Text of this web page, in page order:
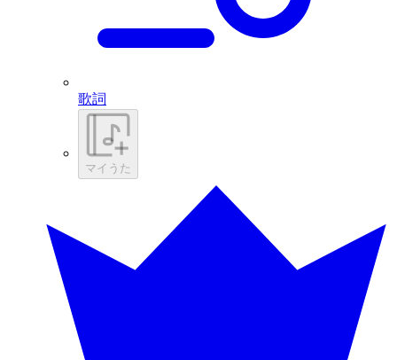
歌詞
マイうた